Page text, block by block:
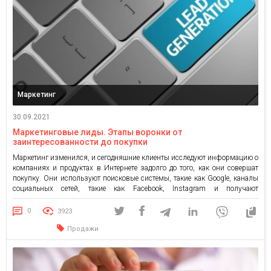
Маркетинг
30.09.2021
Маркетинговые лиды. Этапы воронки от
заинтересованности до покупки
Маркетинг изменился, и сегодняшние клиенты исследуют информацию о
компаниях и продуктах в Интернете задолго до того, как они совершат
покупку. Они используют поисковые системы, такие как Google, каналы
социальных сетей, такие как Facebook, Instagram и получают
информацию с веб-сайтов соответствующей компании. Сегодня
маркетинг направлен на общение с потенциальными клиентами в
0 3923
Продажи